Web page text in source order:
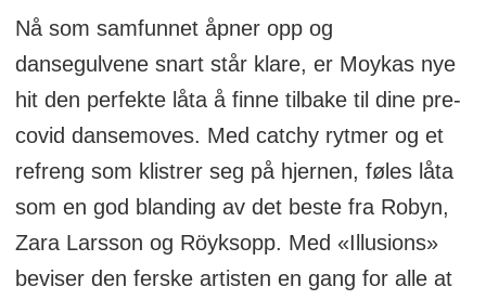
Nå som samfunnet åpner opp og
dansegulvene snart står klare, er Moykas nye
hit den perfekte låta å finne tilbake til dine pre-
covid dansemoves. Med catchy rytmer og et
refreng som klistrer seg på hjernen, føles låta
som en god blanding av det beste fra Robyn,
Zara Larsson og Röyksopp. Med «Illusions»
beviser den ferske artisten en gang for alle at